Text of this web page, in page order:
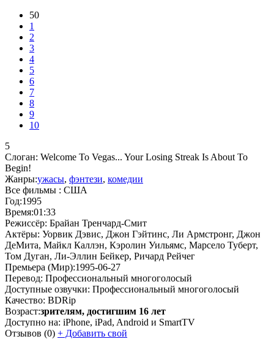
50
1
2
3
4
5
6
7
8
9
10
5
Слоган: Welcome To Vegas... Your Losing Streak Is About To
Begin!
Жанры:ужасы, фэнтези, комедии
Все фильмы : США
Год:1995
Время:01:33
Режиссёр: Брайан Тренчард-Смит
Актёры: Уорвик Дэвис, Джон Гэйтинс, Ли Армстронг, Джон
ДеМита, Майкл Каллэн, Кэролин Уильямс, Марсело Туберт,
Том Дуган, Ли-Эллин Бейкер, Ричард Рейчег
Премьера (Мир):1995-06-27
Перевод: Профессиональный многоголосый
Доступные озвучки: Профессиональный многоголосый
Качество: BDRip
Возраст:зрителям, достигшим 16 лет
Доступно на: iPhone, iPad, Android и SmartTV
Отзывов (0) + Добавить свой